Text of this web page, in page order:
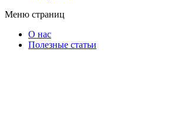
Меню страниц
О нас
Полезные статьи